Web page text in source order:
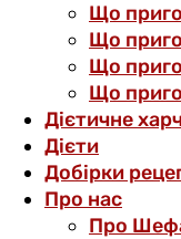
Що
Що
Що
Що
Дієтичне
Дієти
Добірки
Про нас
Про